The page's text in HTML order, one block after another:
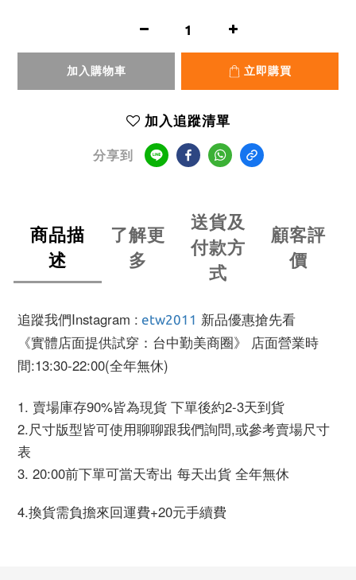
加入購物車 立即購買
加入追蹤清單
分享到
商品描
述
了解更
多
送貨及
付款方
式
顧客評
價
追蹤我們Instagram : etw2011 新品優惠搶先看
《實體店面提供試穿：台中勤美商圈》 店面營業時
間:13:30-22:00(全年無休)
1. 賣場庫存90%皆為現貨 下單後約2-3天到貨
2.尺寸版型皆可使用聊聊跟我們詢問,或參考賣場尺寸
表
3. 20:00前下單可當天寄出 每天出貨 全年無休
4.換貨需負擔來回運費+20元手續費